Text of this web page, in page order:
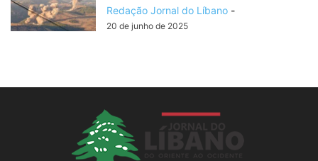
Redação Jornal do Líbano -
20 de junho de 2025